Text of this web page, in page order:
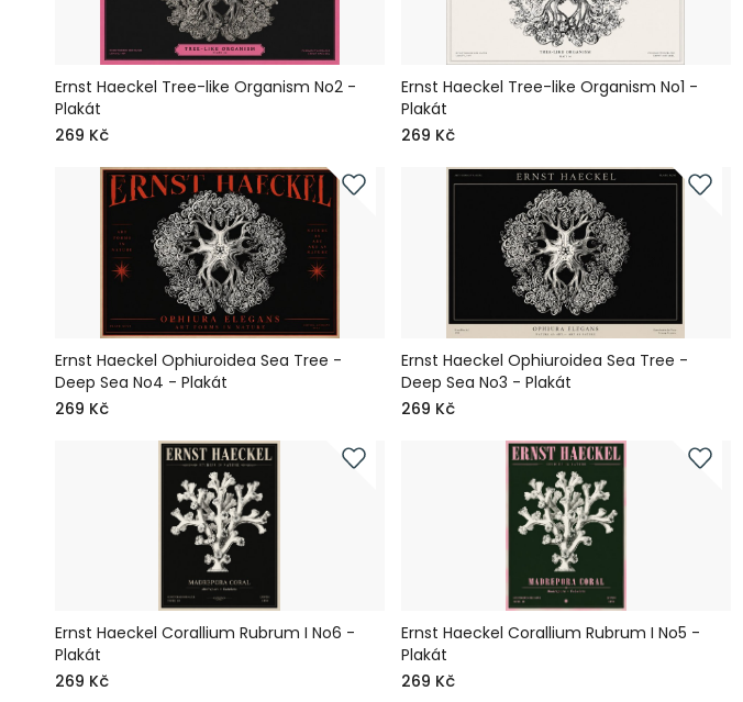
Ernst Haeckel Tree-like Organism No2 -
Plakát
269 Kč
Ernst Haeckel Tree-like Organism No1 -
Plakát
269 Kč
Ernst Haeckel Ophiuroidea Sea Tree -
Deep Sea No4 - Plakát
269 Kč
Ernst Haeckel Ophiuroidea Sea Tree -
Deep Sea No3 - Plakát
269 Kč
Ernst Haeckel Corallium Rubrum I No6 -
Plakát
269 Kč
Ernst Haeckel Corallium Rubrum I No5 -
Plakát
269 Kč